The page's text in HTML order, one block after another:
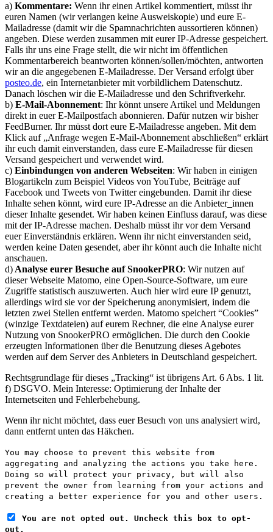
a) Kommentare: Wenn ihr einen Artikel kommentiert, müsst ihr
euren Namen (wir verlangen keine Ausweiskopie) und eure E-
Mailadresse (damit wir die Spamnachrichten aussortieren können)
angeben. Diese werden zusammen mit eurer IP-Adresse gespeichert.
Falls ihr uns eine Frage stellt, die wir nicht im öffentlichen
Kommentarbereich beantworten können/sollen/möchten, antworten
wir an die angegebenen E-Mailadresse. Der Versand erfolgt über
posteo.de, ein Internetanbieter mit vorbildlichem Datenschutz.
Danach löschen wir die E-Mailadresse und den Schriftverkehr.
b) E-Mail-Abonnement: Ihr könnt unsere Artikel und Meldungen
direkt in euer E-Mailpostfach abonnieren. Dafür nutzen wir bisher
FeedBurner. Ihr müsst dort eure E-Mailadresse angeben. Mit dem
Klick auf „Anfrage wegen E-Mail-Abonnement abschließen“ erklärt
ihr euch damit einverstanden, dass eure E-Mailadresse für diesen
Versand gespeichert und verwendet wird.
c) Einbindungen von anderen Webseiten: Wir haben in einigen
Blogartikeln zum Beispiel Videos von YouTube, Beiträge auf
Facebook und Tweets von Twitter eingebunden. Damit ihr diese
Inhalte sehen könnt, wird eure IP-Adresse an die Anbieter_innen
dieser Inhalte gesendet. Wir haben keinen Einfluss darauf, was diese
mit der IP-Adresse machen. Deshalb müsst ihr vor dem Versand
euer Einverständnis erklären. Wenn ihr nicht einverstanden seid,
werden keine Daten gesendet, aber ihr könnt auch die Inhalte nicht
anschauen.
d) Analyse eurer Besuche auf SnookerPRO: Wir nutzen auf
dieser Webseite Matomo, eine Open-Source-Software, um eure
Zugriffe statistisch auszuwerten. Auch hier wird eure IP genutzt,
allerdings wird sie vor der Speicherung anonymisiert, indem die
letzten zwei Stellen entfernt werden. Matomo speichert “Cookies”
(winzige Textdateien) auf eurem Rechner, die eine Analyse eurer
Nutzung von SnookerPRO ermöglichen. Die durch den Cookie
erzeugten Informationen über die Benutzung dieses Agebotes
werden auf dem Server des Anbieters in Deutschland gespeichert.
Rechtsgrundlage für dieses „Tracking“ ist übrigens Art. 6 Abs. 1 lit.
f) DSGVO. Mein Interesse: Optimierung der Inhalte der
Internetseiten und Fehlerbehebung.
Wenn ihr nicht möchtet, dass euer Besuch von uns analysiert wird,
dann entfernt unten das Häkchen.
You may choose to prevent this website from
aggregating and analyzing the actions you take here.
Doing so will protect your privacy, but will also
prevent the owner from learning from your actions and
creating a better experience for you and other users.
You are not opted out. Uncheck this box to opt-
out.